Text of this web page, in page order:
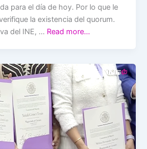
para el día de hoy. Por lo que le
la existencia del quorum.
del INE, … Read more…